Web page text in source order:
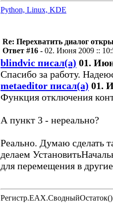
Python, Linux, KDE
Re: Перехватить диалог
Ответ #16 - 02. Июня 2009 ::
blindvic писал(а) 01.
Спасибо за работу.
metaeditor писал(а) 01.
Функция отключения
А пункт 3 - нереально?
Реально. Думаю сделать
делаем
для перемещения в
Регистр.EAX.СводныйОстаток()